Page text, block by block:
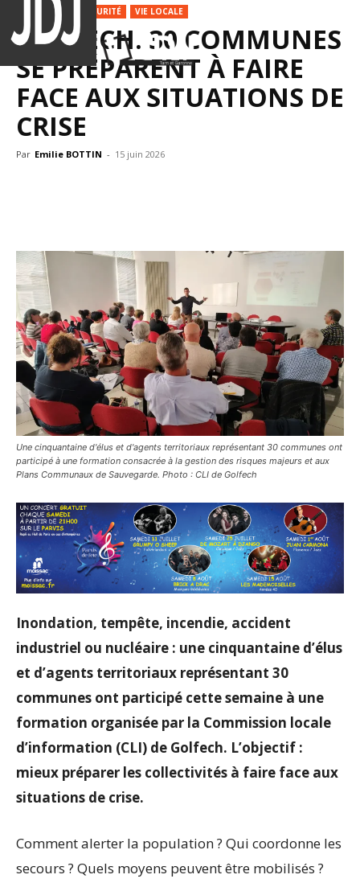
POLITIQUE SÉCURITÉ VIE LOCALE
GOLFECH. 30 COMMUNES
SE PRÉPARENT À FAIRE
FACE AUX SITUATIONS DE
CRISE
Par Emilie BOTTIN - 15 juin 2026
Une cinquantaine d'élus et d'agents territoriaux représentant 30 communes ont
participé à une formation consacrée à la gestion des risques majeurs et aux
Plans Communaux de Sauvegarde. Photo : CLI de Golfech
Inondation, tempête, incendie, accident
industriel ou nucléaire : une cinquantaine d’élus
et d’agents territoriaux représentant 30
communes ont participé cette semaine à une
formation organisée par la Commission locale
d’information (CLI) de Golfech. L’objectif :
mieux préparer les collectivités à faire face aux
situations de crise.
Comment alerter la population ? Qui coordonne les
secours ? Quels moyens peuvent être mobilisés ?